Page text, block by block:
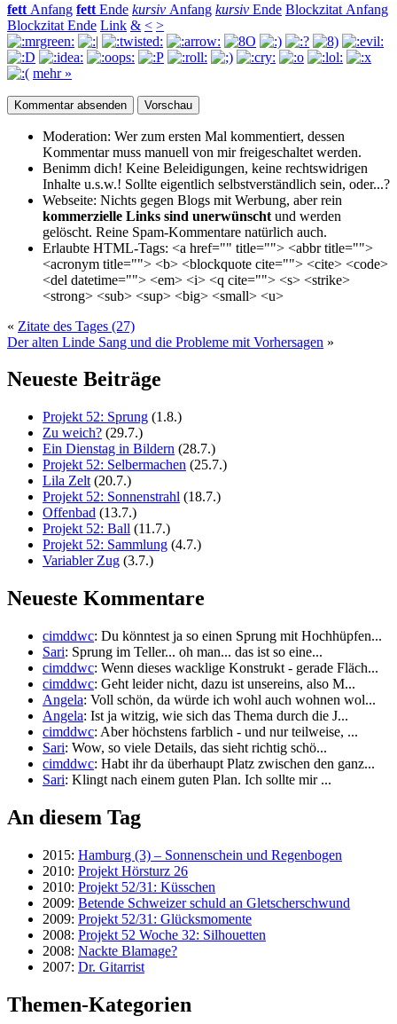
fett Anfang fett Ende kursiv Anfang kursiv Ende Blockzitat Anfang
Blockzitat Ende Link & < >
mehr »
Moderation: Wer zum ersten Mal kommentiert, dessen
Kommentar muss manuell von mir freigeschaltet werden.
Benimm dich! Keine Beleidigungen, keine rechtswidrigen
Inhalte u.s.w.! Sollte eigentlich selbst­verständlich sein, oder...?
Webseite: Nichts gegen Blogs mit Werbung, aber rein
kommerzielle Links sind unerwünscht und werden
gelöscht. Reine Spam-Kommentare natürlich auch.
Erlaubte HTML-Tags: <a href="" title=""> <abbr title="">
<acronym title=""> <b> <blockquote cite=""> <cite> <code>
<del datetime=""> <em> <i> <q cite=""> <s> <strike>
<strong> <sub> <sup> <big> <small> <u>
« Zitate des Tages (27)
Der alten Linde Sang und die Probleme mit Vorhersagen »
Neueste Beiträge
Projekt 52: Sprung (1.8.)
Zu weich? (29.7.)
Ein Dienstag in Bildern (28.7.)
Projekt 52: Selbermachen (25.7.)
Lila Zelt (20.7.)
Projekt 52: Sonnenstrahl (18.7.)
Offenbad (13.7.)
Projekt 52: Ball (11.7.)
Projekt 52: Sammlung (4.7.)
Variabler Zug (3.7.)
Neueste Kommentare
cimddwc: Du könntest ja so einen Sprung mit Hochhüpfen...
Sari: Sprung im Teller... oh man... das ist so eine...
cimddwc: Wenn dieses wacklige Konstrukt - gerade Fläch...
cimddwc: Geht leider nicht, dazu ist unsereins, also M...
Angela: Voll schön, da würde ich wohl auch wohnen wol...
Angela: Ist ja witzig, wie sich das Thema durch die J...
cimddwc: Aber höchstens farblich - und nur teilweise, ...
Sari: Wow, so viele Details, das sieht richtig schö...
cimddwc: Habt ihr da überhaupt Platz zwischen den ganz...
Sari: Klingt nach einem guten Plan. Ich sollte mir ...
An diesem Tag
2015: Hamburg (3) – Sonnenschein und Regenbogen
2010: Projekt Hörsturz 26
2010: Projekt 52/31: Küsschen
2009: Betende Schweizer schuld an Gletscherschwund
2009: Projekt 52/31: Glücksmomente
2008: Projekt 52 Woche 32: Silhouetten
2008: Nackte Blamage?
2007: Dr. Gitarrist
Themen-Kategorien